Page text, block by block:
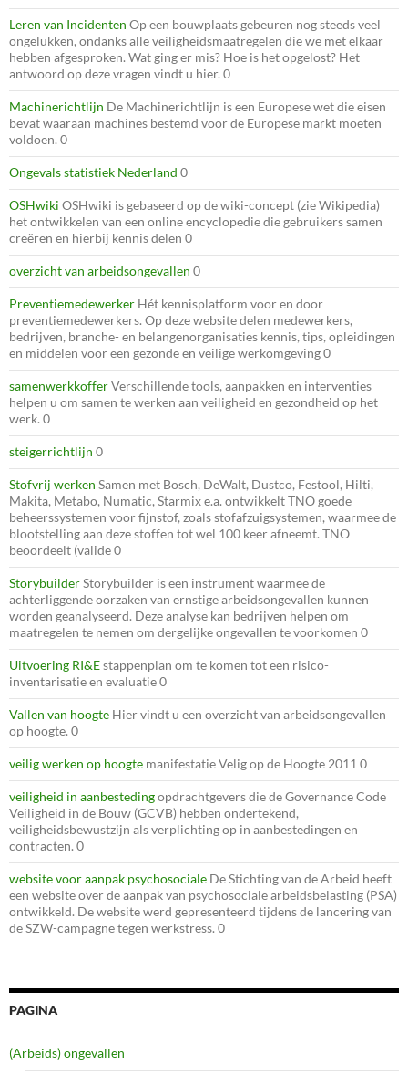
Leren van Incidenten Op een bouwplaats gebeuren nog steeds veel
ongelukken, ondanks alle veiligheidsmaatregelen die we met elkaar
hebben afgesproken. Wat ging er mis? Hoe is het opgelost? Het
antwoord op deze vragen vindt u hier. 0
Machinerichtlijn De Machinerichtlijn is een Europese wet die eisen
bevat waaraan machines bestemd voor de Europese markt moeten
voldoen. 0
Ongevals statistiek Nederland 0
OSHwiki OSHwiki is gebaseerd op de wiki-concept (zie Wikipedia)
het ontwikkelen van een online encyclopedie die gebruikers samen
creëren en hierbij kennis delen 0
overzicht van arbeidsongevallen 0
Preventiemedewerker Hét kennisplatform voor en door
preventiemedewerkers. Op deze website delen medewerkers,
bedrijven, branche- en belangenorganisaties kennis, tips, opleidingen
en middelen voor een gezonde en veilige werkomgeving 0
samenwerkkofferVerschillende tools, aanpakken en interventies
helpen u om samen te werken aan veiligheid en gezondheid op het
werk. 0
steigerrichtlijn 0
Stofvrij werken Samen met Bosch, DeWalt, Dustco, Festool, Hilti,
Makita, Metabo, Numatic, Starmix e.a. ontwikkelt TNO goede
beheerssystemen voor fijnstof, zoals stofafzuigsystemen, waarmee de
blootstelling aan deze stoffen tot wel 100 keer afneemt. TNO
beoordeelt (valide 0
StorybuilderStorybuilder is een instrument waarmee de
achterliggende oorzaken van ernstige arbeidsongevallen kunnen
worden geanalyseerd. Deze analyse kan bedrijven helpen om
maatregelen te nemen om dergelijke ongevallen te voorkomen 0
Uitvoering RI&Estappenplan om te komen tot een risico-
inventarisatie en evaluatie 0
Vallen van hoogte Hier vindt u een overzicht van arbeidsongevallen
op hoogte. 0
veilig werken op hoogte manifestatie Velig op de Hoogte 2011 0
veiligheid in aanbestedingopdrachtgevers die de Governance Code
Veiligheid in de Bouw (GCVB) hebben ondertekend,
veiligheidsbewustzijn als verplichting op in aanbestedingen en
contracten. 0
website voor aanpak psychosociale De Stichting van de Arbeid heeft
een website over de aanpak van psychosociale arbeidsbelasting (PSA)
ontwikkeld. De website werd gepresenteerd tijdens de lancering van
de SZW-campagne tegen werkstress. 0
PAGINA
(Arbeids) ongevallen